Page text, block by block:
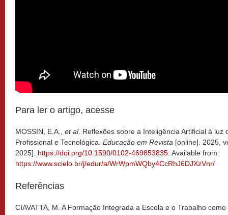
Para ler o artigo, acesse
MOSSIN, E.A., et al. Reflexões sobre a Inteligência Artificial à luz
Profissional e Tecnológica. Educação em Revista [online]. 2025,
2025]. https://doi.org/10.1590/0102-469853835 . Available from:
https://www.scielo.br/j/edur/a/WrWpmWQby4CcRhJ6DJXzVnr/
Referências
CIAVATTA, M. A Formação Integrada a Escola e o Trabalho